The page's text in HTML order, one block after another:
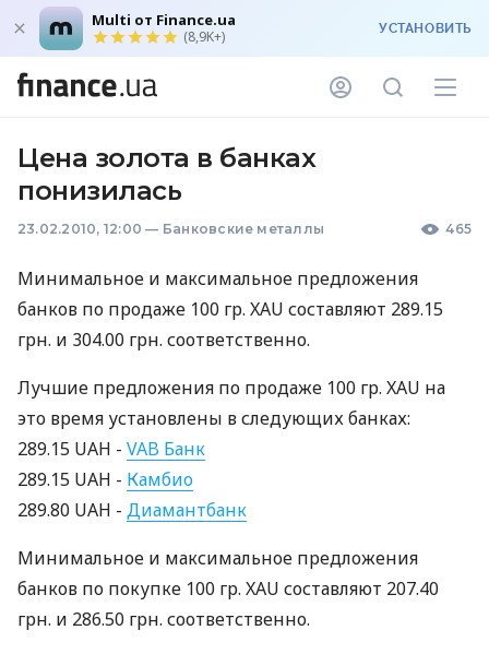
Multi от Finance.ua
(8,9K+) УСТАНОВИТЬ
Цена золота в банках
понизилась
23.02.2010, 12:00 — Банковские металлы 465
Минимальное и максимальное предложения
банков по продаже 100 гр. XAU составляют 289.15
грн. и 304.00 грн. соответственно.
Лучшие предложения по продаже 100 гр. XAU на
это время установлены в следующих банках:
289.15 UAH - VAB Банк
289.15 UAH - Камбио
289.80 UAH - Диамантбанк
Минимальное и максимальное предложения
банков по покупке 100 гр. XAU составляют 207.40
грн. и 286.50 грн. соответственно.